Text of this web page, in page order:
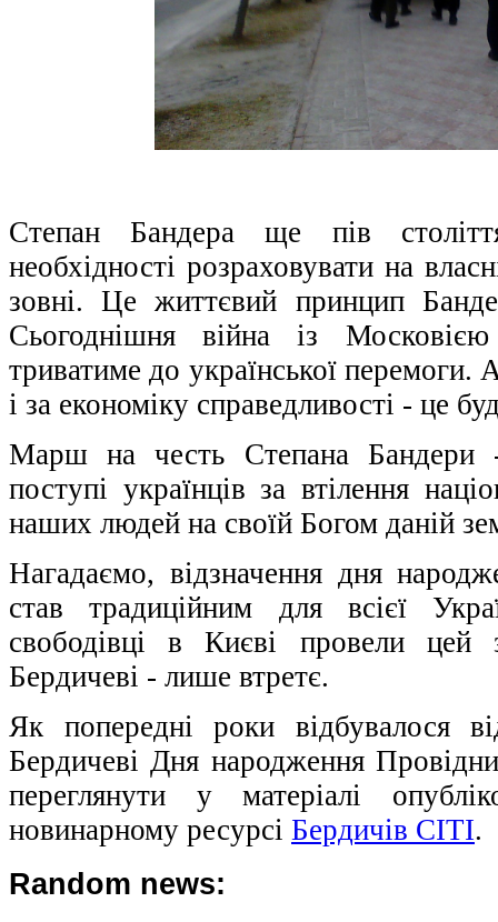
Степан Бандера ще пів
необхідності розраховувати на
зовні. Це життєвий принцип
Сьогоднішня війна із
триватиме до української перемоги.
і за економіку справедливості - це
Марш на честь Степана Бандери
поступі українців за втілення
наших людей на своїй Богом даній
Нагадаємо, відзначення дня
став традиційним для всієї
свободівці в Києві провели
Бердичеві - лише втретє.
Як попередні роки відбувалося
Бердичеві Дня народження
переглянути у матеріалі
новинарному ресурсі Бердичів СІТІ.
Random news: